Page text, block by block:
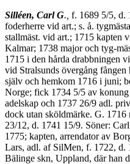
Silléen, Carl G., f. 1689 5/5, d.
foderherre vid art.; s. å.
stallmäst. vid art.; 1715 kapten
Kalmar; 1738 major och tyg-
1715 i den hårda drabbningen
vid Stralsunds övergång fången
själv och hemkom 1716 i juni;
Norge; fick 1734 5/5 av
adelskap och 1737 26/9 adl.
dock utan sköldmärke. G.
23/12, d. 1741 15/9. Söner:
1775; kapten, arrendator av
Lars, adl. af SilMen, f. 1722, d.
Bälinge skn, Uppland, där han